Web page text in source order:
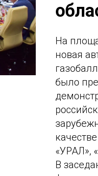
На
новая
было
«УРАЛ»,
В